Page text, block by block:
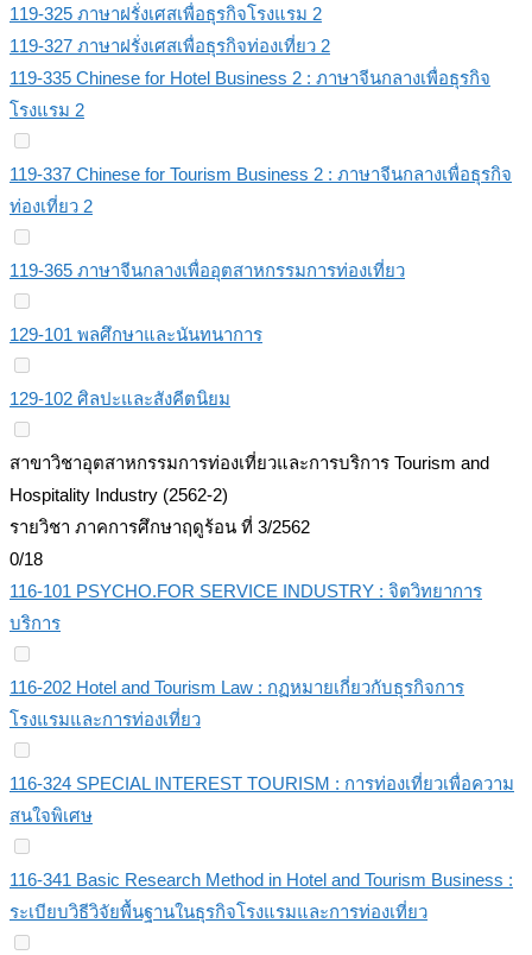
119-325 ภาษาฝรั่งเศสเพื่อธุรกิจโรงแรม 2
119-327 ภาษาฝรั่งเศสเพื่อธุรกิจท่องเที่ยว 2
119-335 Chinese for Hotel Business 2 : ภาษาจีนกลางเพื่อธุรกิจ
โรงแรม 2
119-337 Chinese for Tourism Business 2 : ภาษาจีนกลางเพื่อธุรกิจ
ท่องเที่ยว 2
119-365 ภาษาจีนกลางเพื่ออุตสาหกรรมการท่องเที่ยว
129-101 พลศึกษาและนันทนาการ
129-102 ศิลปะและสังคีตนิยม
สาขาวิชาอุตสาหกรรมการท่องเที่ยวและการบริการ Tourism and
Hospitality Industry (2562-2)
รายวิชา ภาคการศึกษาฤดูร้อน ที่ 3/2562
0/18
116-101 PSYCHO.FOR SERVICE INDUSTRY : จิตวิทยาการ
บริการ
116-202 Hotel and Tourism Law : กฏหมายเกี่ยวกับธุรกิจการ
โรงแรมและการท่องเที่ยว
116-324 SPECIAL INTEREST TOURISM : การท่องเที่ยวเพื่อความ
สนใจพิเศษ
116-341 Basic Research Method in Hotel and Tourism Business :
ระเบียบวิธีวิจัยพื้นฐานในธุรกิจโรงแรมและการท่องเที่ยว